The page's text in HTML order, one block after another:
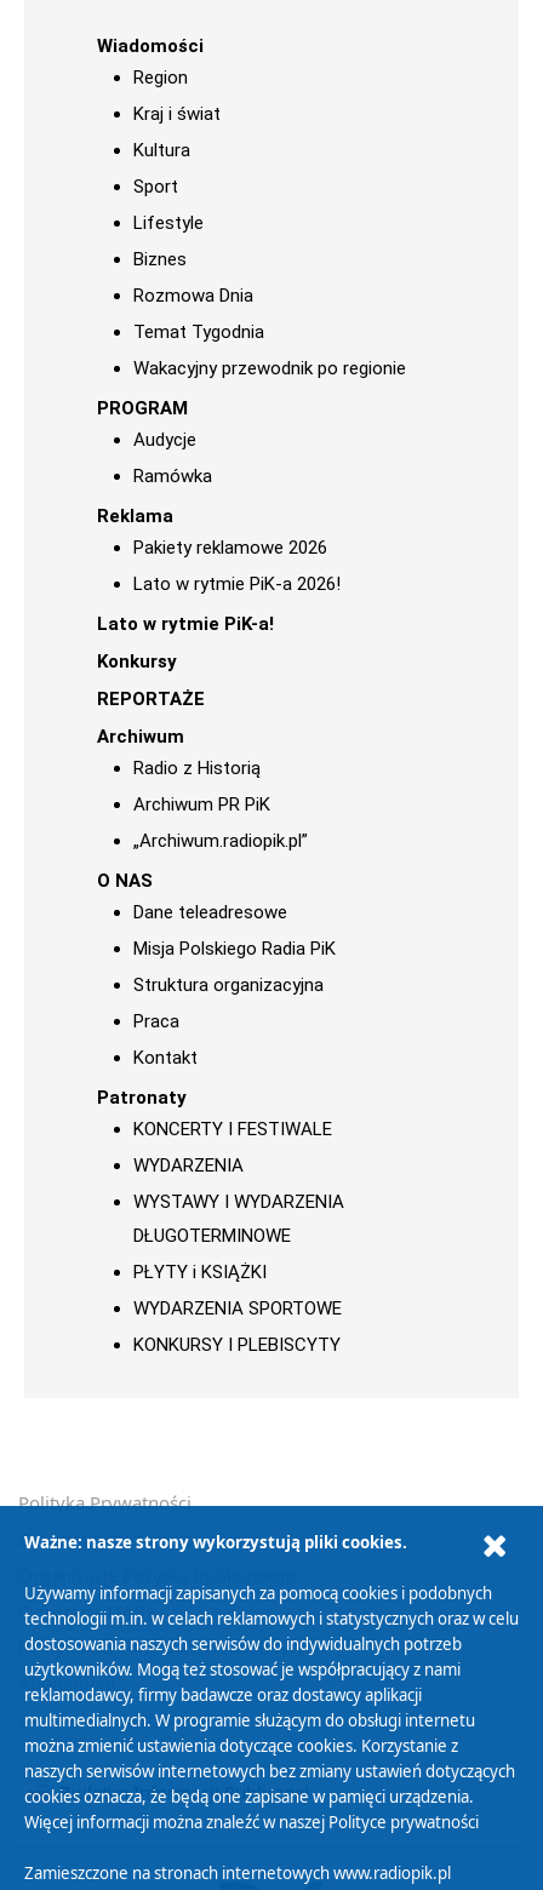
Wiadomości
Region
Kraj i świat
Kultura
Sport
Lifestyle
Biznes
Rozmowa Dnia
Temat Tygodnia
Wakacyjny przewodnik po regionie
PROGRAM
Audycje
Ramówka
Reklama
Pakiety reklamowe 2026
Lato w rytmie PiK-a 2026!
Lato w rytmie PiK-a!
Konkursy
REPORTAŻE
Archiwum
Radio z Historią
Archiwum PR PiK
„Archiwum.radiopik.pl”
O NAS
Dane teleadresowe
Misja Polskiego Radia PiK
Struktura organizacyjna
Praca
Kontakt
Patronaty
KONCERTY I FESTIWALE
WYDARZENIA
WYSTAWY I WYDARZENIA
DŁUGOTERMINOWE
PŁYTY i KSIĄŻKI
WYDARZENIA SPORTOWE
KONKURSY I PLEBISCYTY
Polityka Prywatności
Zasady korzystania z Serwisu
Cyfryzacja DAB+
Polityka ochrony danych osobowych
Abonament
Zamówienia publiczne
Biuletyn Informacji Publicznej
Ważne: nasze strony wykorzystują pliki cookies.
Używamy informacji zapisanych za pomocą cookies i podobnych
technologii m.in. w celach reklamowych i statystycznych oraz w celu
dostosowania naszych serwisów do indywidualnych potrzeb
użytkowników. Mogą też stosować je współpracujący z nami
reklamodawcy, firmy badawcze oraz dostawcy aplikacji
multimedialnych. W programie służącym do obsługi internetu
można zmienić ustawienia dotyczące cookies. Korzystanie z
naszych serwisów internetowych bez zmiany ustawień dotyczących
cookies oznacza, że będą one zapisane w pamięci urządzenia.
Więcej informacji można znaleźć w naszej Polityce prywatności
Zamieszczone na stronach internetowych www.radiopik.pl